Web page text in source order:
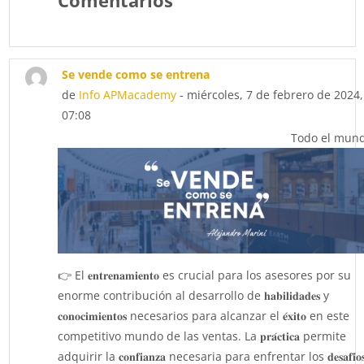
Se vende como se entrena
de Info APMacademy - miércoles, 7 de febrero de 2024,
07:08
Todo el
👉 El 𝐞𝐧𝐭𝐫𝐞𝐧𝐚𝐦𝐢𝐞𝐧𝐭𝐨 es crucial para los asesores por su
enorme contribución al desarrollo de 𝐡𝐚𝐛𝐢𝐥𝐢𝐝𝐚𝐝𝐞𝐬 y
𝐜𝐨𝐧𝐨𝐜𝐢𝐦𝐢𝐞𝐧𝐭𝐨𝐬 necesarios para alcanzar el 𝐞́𝐱𝐢𝐭𝐨 en este
competitivo mundo de las ventas. La 𝐩𝐫𝐚́𝐜𝐭𝐢𝐜𝐚 permite
adquirir la 𝐜𝐨𝐧𝐟𝐢𝐚𝐧𝐳𝐚 necesaria para enfrentar los